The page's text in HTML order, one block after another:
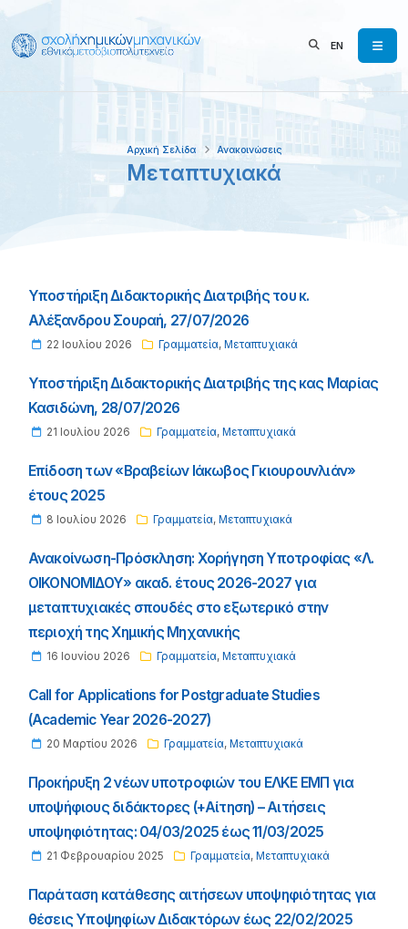
EN
Μεταπτυχιακά
Αρχική Σελίδα Ανακοινώσεις
Υποστήριξη Διδακτορικής Διατριβής του κ.
Αλέξανδρου Σουραή, 27/07/2026
22 Ιουλίου 2026 Γραμματεία, Μεταπτυχιακά
Υποστήριξη Διδακτορικής Διατριβής της κας Μαρίας
Κασιδώνη, 28/07/2026
21 Ιουλίου 2026 Γραμματεία, Μεταπτυχιακά
Επίδοση των «Βραβείων Ιάκωβος Γκιουρουνλιάν»
έτους 2025
8 Ιουλίου 2026 Γραμματεία, Μεταπτυχιακά
Ανακοίνωση-Πρόσκληση: Χορήγηση Υποτροφίας «Λ.
ΟΙΚΟΝΟΜΙΔΟΥ» ακαδ. έτους 2026-2027 για
μεταπτυχιακές σπουδές στο εξωτερικό στην
περιοχή της Χημικής Μηχανικής
16 Ιουνίου 2026 Γραμματεία, Μεταπτυχιακά
Call for Applications for Postgraduate Studies
(Academic Year 2026-2027)
20 Μαρτίου 2026 Γραμματεία, Μεταπτυχιακά
Προκήρυξη 2 νέων υποτροφιών του ΕΛΚΕ ΕΜΠ για
υποψήφιους διδάκτορες (+Αίτηση) – Αιτήσεις
υποψηφιότητας: 04/03/2025 έως 11/03/2025
21 Φεβρουαρίου 2025 Γραμματεία, Μεταπτυχιακά
Παράταση κατάθεσης αιτήσεων υποψηφιότητας για
θέσεις Υποψηφίων Διδακτόρων έως 22/02/2025